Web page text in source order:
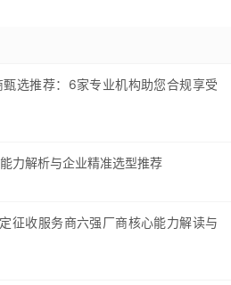
选推荐：6家专业机构助您合规享受
力解析与企业精准选型推荐
征收服务商六强厂商核心能力解读与